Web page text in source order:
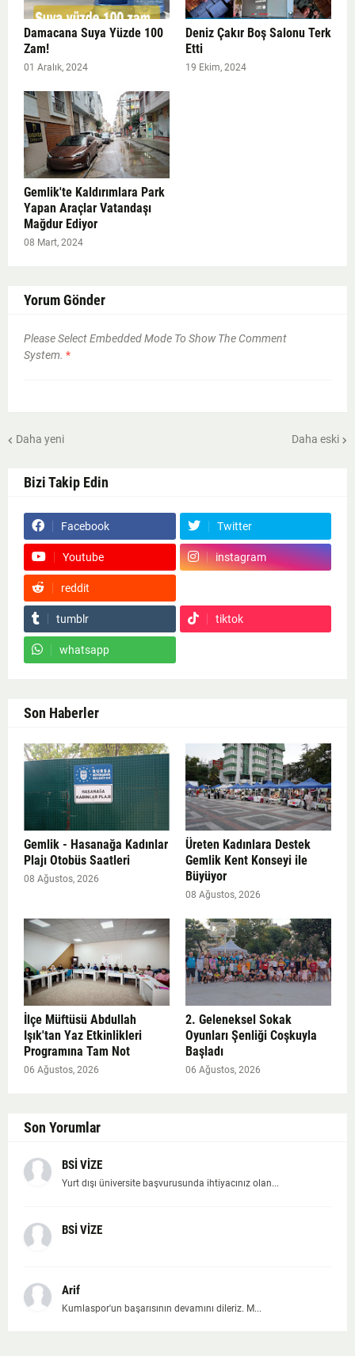
Damacana Suya Yüzde 100
Zam!
01 Aralık, 2024
Deniz Çakır Boş Salonu Terk
Etti
19 Ekim, 2024
Gemlik'te Kaldırımlara Park
Yapan Araçlar Vatandaşı
Mağdur Ediyor
08 Mart, 2024
Yorum Gönder
Please Select Embedded Mode To Show The Comment
System. *
Daha yeni Daha eski
Bizi Takip Edin
Facebook Twitter
Youtube instagram
reddit
tumblr tiktok
whatsapp
Son Haberler
Gemlik - Hasanağa Kadınlar
Plajı Otobüs Saatleri
08 Ağustos, 2026
Üreten Kadınlara Destek
Gemlik Kent Konseyi ile
Büyüyor
08 Ağustos, 2026
İlçe Müftüsü Abdullah
Işık'tan Yaz Etkinlikleri
Programına Tam Not
06 Ağustos, 2026
2. Geleneksel Sokak
Oyunları Şenliği Coşkuyla
Başladı
06 Ağustos, 2026
Son Yorumlar
BSİ VİZE
Yurt dışı üniversite başvurusunda ihtiyacınız olan...
BSİ VİZE
Arif
Kumlaspor'un başarısının devamını dileriz. M...